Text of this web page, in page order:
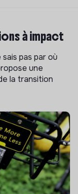
à impact
pas par où
une
la transition